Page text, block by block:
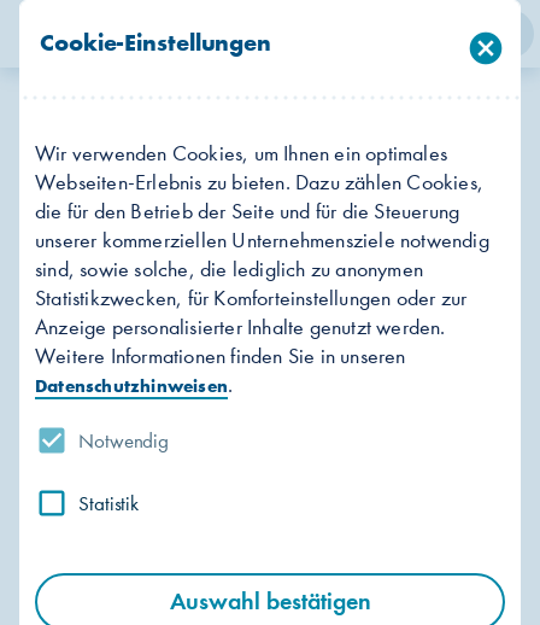
cancel
Cookie-Einstellungen
Wir verwenden Cookies, um Ihnen ein optimales
Webseiten-Erlebnis zu bieten. Dazu zählen Cookies,
die für den Betrieb der Seite und für die Steuerung
unserer kommerziellen Unternehmensziele notwendig
sind, sowie solche, die lediglich zu anonymen
Statistikzwecken, für Komforteinstellungen oder zur
Anzeige personalisierter Inhalte genutzt werden.
Weitere Informationen finden Sie in unseren
Datenschutzhinweisen.
Notwendig
Statistik
Auswahl bestätigen
Suche
menu
Menü
Impressum
Anbieterkennzeichnung gemäß §5
Telemediengesetz (TMG)
Stadtwerke Rostock AG
Schmarler Damm 5
18069 Rostock
Tel. 0381 805 - 2000
Fax 0381 805 - 2123
Vertretungsberechtigte Personen:
Oliver Brünnich (Vorstandsvorsitzender) und Heike
Vorsitzender des Aufsichtsrates: